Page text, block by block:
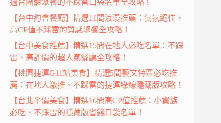
適合團體聚餐的不踩雷口袋名單全攻略！
【台中約會餐廳】精選11間浪漫推薦：氣氛絕佳、
高CP值不踩雷的質感聚餐全攻略！
【台中美食推薦】精選15間在地人必吃名單：不踩
雷、高評價的超人氣餐廳全攻略！
【桃園捷運G11站美食】精選5間藝文特區必吃推
薦：在地人激推、不踩雷的捷運綠線隱藏版攻略！
【台北平價美食】精選16間高CP值推薦：小資族
必吃、不踩雷的隱藏版省錢口袋名單！